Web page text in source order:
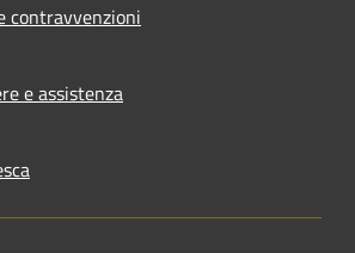
contravvenzioni
e assistenza